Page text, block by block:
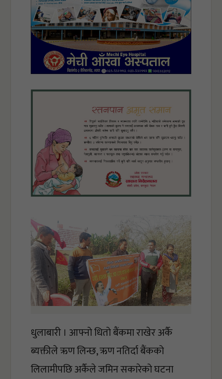
धुलाबारी । आफ्नो धितो बैंकमा राखेर अर्कै
ब्यक्तीले ऋण लिन्छ, ऋण नतिर्दा बैंकको
लिलामीपछि अर्कैले जमिन सकारेको घटना